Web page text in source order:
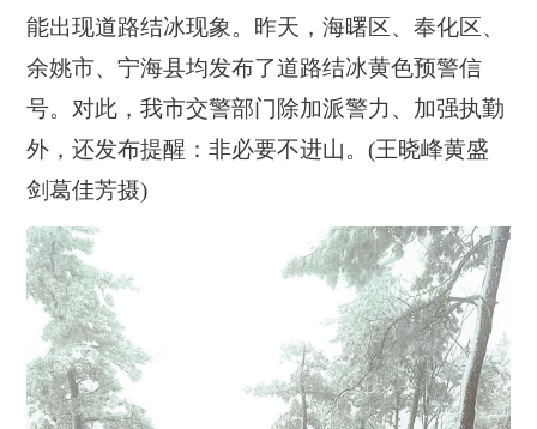
能出现道路结冰现象。昨天，海曙区、奉化区、
余姚市、宁海县均发布了道路结冰黄色预警信
号。对此，我市交警部门除加派警力、加强执勤
外，还发布提醒：非必要不进山。(王晓峰黄盛
剑葛佳芳摄)